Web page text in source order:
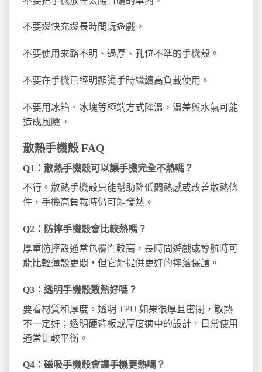
不要邊快充邊長時間玩遊戲。
不要使用來路不明、過厚、孔位不準的手機殼。
不要在手機已經明顯燙手時繼續高負載使用。
不要用冰箱、冰塊等極端方式降溫，溫差與水氣可能
造成風險。
散熱手機殼 FAQ
Q1：散熱手機殼可以讓手機完全不熱嗎？
不行。散熱手機殼只能幫助降低悶熱感或改善散熱條
件，手機高負載時仍可能發熱。
Q2：防摔手機殼會比較熱嗎？
厚重防摔殼通常包覆性較高，長時間遊戲或導航時可
能比輕薄殼更悶，但它能提供更好的摔落保護。
Q3：透明手機殼散熱好嗎？
要看材質和厚度。透明 TPU 如果很厚且密閉，散熱
不一定好；透明硬背板或厚度適中的設計，日常使用
通常比較平衡。
Q4：磁吸手機殼會讓手機更熱嗎？